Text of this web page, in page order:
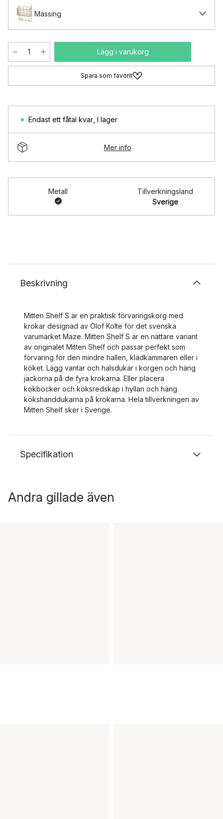
Mässing
Lägg i varukorg
Spara som favorit
Endast ett fåtal kvar I lager
Mer info
Metall
Tillverkningsland
Sverige
Beskrivning
Mitten Shelf S är en praktisk förvaringskorg med
krokar designad av Olof Kolte för det svenska
varumärket Maze. Mitten Shelf S är en nättare variant
av originalet Mitten Shelf och passar perfekt som
förvaring för den mindre hallen, klädkammaren eller i
köket. Lägg vantar och halsdukar i korgen och häng
jackorna på de fyra krokarna. Eller placera
kokböcker och köksredskap i hyllan och häng
kökshanddukarna på krokarna. Hela tillverkningen av
Mitten Shelf sker i Sverige.
Specifikation
Andra gillade även